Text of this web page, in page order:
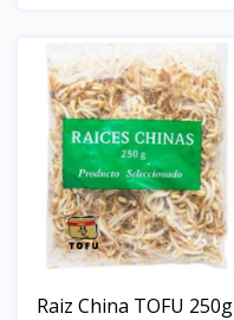
Raiz China TOFU 250g